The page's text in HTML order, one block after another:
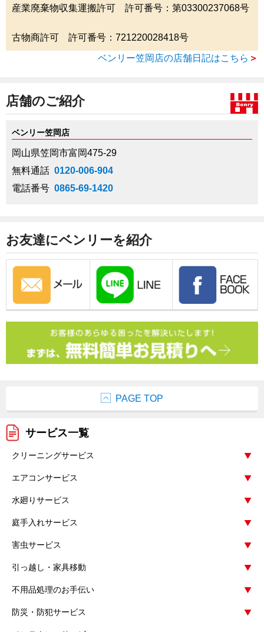
産業廃棄物収集運搬許可 許可番号：第03300237068号
古物商許可 許可番号：721220028418号
ベンリー笠岡店の店舗日記はこちら ＞
店舗のご紹介
ベンリー笠岡店
岡山県笠岡市富岡475-29
無料通話 0120-006-904
電話番号 0865-69-1420
お友達にベンリーを紹介
PAGE TOP
サービス一覧
クリーニングサービス
エアコンサービス
水廻りサービス
庭手入れサービス
害虫サービス
引っ越し・家具移動
不用品処理のお手伝い
防災・防犯サービス